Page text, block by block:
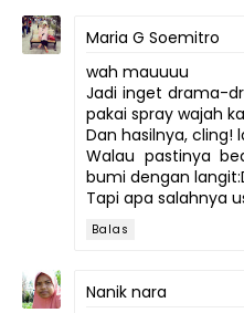
Maria G Soemitro
wah mauuuu
Jadi inget drama-
pakai spray wajah
Dan hasilnya, cling!
Walau pastinya
bumi dengan
Tapi apa salahnya
Balas
Nanik nara